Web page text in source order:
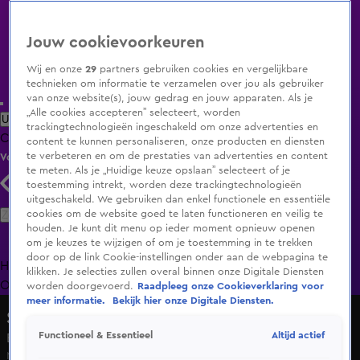
Uitzending Gemist Populaire programma's Zenders Genres
ClipsFilmsRadioSmart TV inlogShop
Volg KIJK
Zoeken
HomeUitzending Gemist Programma's De Bondgenoten
OranjezomerLivestreamsShop
So You Think You Can Dance
Emma & Daxia dansen vol overgave | Studioshows Deel 4
Ma 18 mei, 15:07
Jouw cookievoorkeuren
Wij en onze29 partners gebruiken cookies en vergelijkbare
technieken om informatie te verzamelen over jou als gebruiker
van onze website(s), jouw gedrag en jouw apparaten. Als je
„Alle cookies accepteren” selecteert, worden
trackingtechnologieën ingeschakeld om onze advertenties en
content te kunnen personaliseren, onze producten en diensten
te verbeteren en om de prestaties van advertenties en content
te meten. Als je „Huidige keuze opslaan” selecteert of je
toestemming intrekt, worden deze trackingtechnologieën
uitgeschakeld. We gebruiken dan enkel functionele en essentiële
cookies om de website goed te laten functioneren en veilig te
houden. Je kunt dit menu op ieder moment opnieuw openen
om je keuzes te wijzigen of om je toestemming in te trekken
door op de link Cookie-instellingen onder aan de webpagina te
klikken. Je selecties zullen overal binnen onze Digitale Diensten
worden doorgevoerd.
Raadpleeg onze Cookieverklaring voor
meer informatie.
Bekijk hier onze Digitale Diensten.
Functioneel & Essentieel Altijd actief